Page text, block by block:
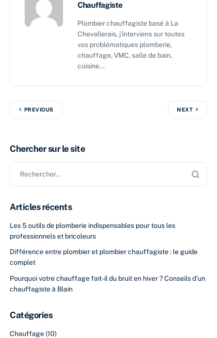
Chauffagiste
Plombier chauffagiste basé à La
Chevallerais, j'interviens sur toutes
vos problématiques plomberie,
chauffage, VMC, salle de bain,
cuisine...
PREVIOUS NEXT
Chercher sur le site
Articles récents
Les 5 outils de plomberie indispensables pour tous les
professionnels et bricoleurs
Différence entre plombier et plombier chauffagiste : le guide
complet
Pourquoi votre chauffage fait-il du bruit en hiver ? Conseils d’un
chauffagiste à Blain
Catégories
Chauffage (10)